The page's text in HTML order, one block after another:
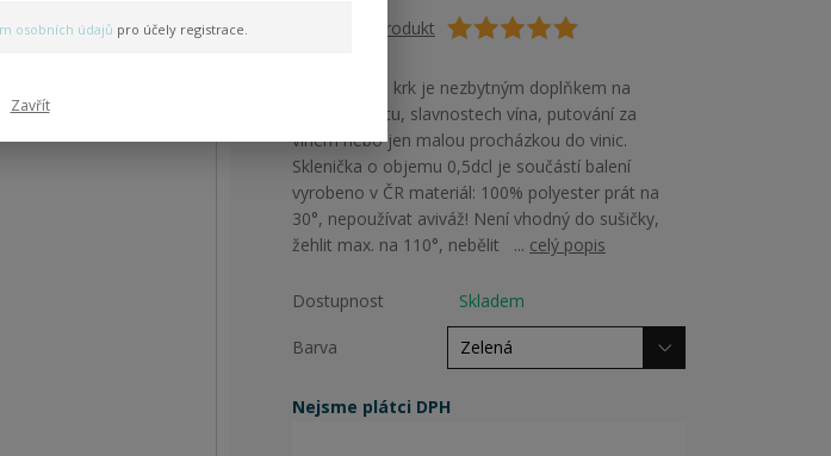
Ohodnotit produkt
Koštovka na krk je nezbytným doplňkem na
každém koštu, slavnostech vína, putování za
vínem nebo jen malou procházkou do vinic.
Sklenička o objemu 0,5dcl je součástí balení
vyrobeno v ČR materiál: 100% polyester prát na
30°, nepoužívat aviváž! Není vhodný do sušičky,
žehlit max. na 110°, nebělit ... celý popis
Dostupnost Skladem
Barva
Nejsme plátci DPH
osobních údajů pro účely registrace.
Zavřít